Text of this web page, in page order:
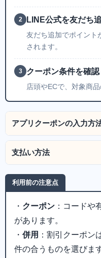
2 LINE公式を友だち
友だち追加でポイント
されます。
3 クーポン条件を確
店頭やECで、対象商
アプリクーポンの入力方
支払い方法
利用前の注意点
・ クーポン ：コードや
があります。
・ 併用 ：割引クーポン
件の合うものを選びます